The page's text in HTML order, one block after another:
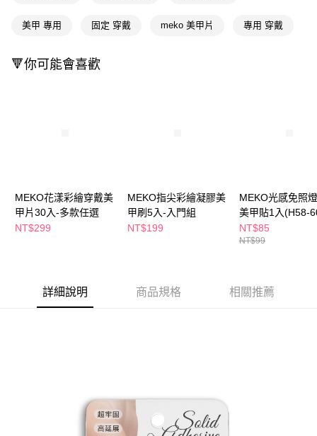
２．便利：只要手機號碼，簡訊認證，即可結帳。
３．安心：先確認商品／服務後，再付款。
【「AFTEE先享後付」結帳流程】
１．於結帳方式選擇「AFTEE先享後付」後，將跳轉至「AFTEE先享後付」
客戶支援中心」https://netprotections.freshdesk.com/support/home
【注意事項】
１．透過由恩沛科技股份有限公司提供之「AFTEE先享後付」服務完成之交
https://aftee.tw/terms/#terms3
３．未成年的使用者請事先徵得法定代理人或監護人之同意方可使用
每筆NT$65，滿NT$390(含以上)免運費
每筆NT$65，滿NT$490(含以上)免運費
7-11取貨付款
宅配(本島)
美甲 專用 固定 穿戴 meko 美甲片 專用 穿戴
🔻你可能會喜歡
MEKO花漾彩繪穿戴美
甲片30入-多款任選
NT$299
MEKO指尖彩繪凝膠美
甲刷5入-入門組
NT$199
MEKO光感免照
美甲貼1入(H58-
款任選
NT$85
NT$99
詳細說明 商品規格 相關推薦